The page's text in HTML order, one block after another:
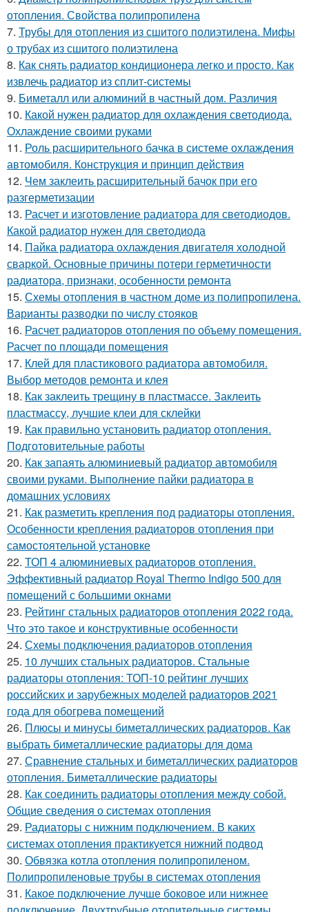
отопления. Свойства полипропилена
7. Трубы для отопления из сшитого полиэтилена. Мифы
о трубах из сшитого полиэтилена
8. Как снять радиатор кондиционера легко и просто. Как
извлечь радиатор из сплит-системы
9. Биметалл или алюминий в частный дом. Различия
10. Какой нужен радиатор для охлаждения светодиода.
Охлаждение своими руками
11. Роль расширительного бачка в системе охлаждения
автомобиля. Конструкция и принцип действия
12. Чем заклеить расширительный бачок при его
разгерметизации
13. Расчет и изготовление радиатора для светодиодов.
Какой радиатор нужен для светодиода
14. Пайка радиатора охлаждения двигателя холодной
сваркой. Основные причины потери герметичности
радиатора, признаки, особенности ремонта
15. Схемы отопления в частном доме из полипропилена.
Варианты разводки по числу стояков
16. Расчет радиаторов отопления по объему помещения.
Расчет по площади помещения
17. Клей для пластикового радиатора автомобиля.
Выбор методов ремонта и клея
18. Как заклеить трещину в пластмассе. Заклеить
пластмассу, лучшие клеи для склейки
19. Как правильно установить радиатор отопления.
Подготовительные работы
20. Как запаять алюминиевый радиатор автомобиля
своими руками. Выполнение пайки радиатора в
домашних условиях
21. Как разметить крепления под радиаторы отопления.
Особенности крепления радиаторов отопления при
самостоятельной установке
22. ТОП 4 алюминиевых радиаторов отопления.
Эффективный радиатор Royal Thermo Indigo 500 для
помещений с большими окнами
23. Рейтинг стальных радиаторов отопления 2022 года.
Что это такое и конструктивные особенности
24. Схемы подключения радиаторов отопления
25. 10 лучших стальных радиаторов. Стальные
радиаторы отопления: ТОП-10 рейтинг лучших
российских и зарубежных моделей радиаторов 2021
года для обогрева помещений
26. Плюсы и минусы биметаллических радиаторов. Как
выбрать биметаллические радиаторы для дома
27. Сравнение стальных и биметаллических радиаторов
отопления. Биметаллические радиаторы
28. Как соединить радиаторы отопления между собой.
Общие сведения о системах отопления
29. Радиаторы с нижним подключением. В каких
системах отопления практикуется нижний подвод
30. Обвязка котла отопления полипропиленом.
Полипропиленовые трубы в системах отопления
31. Какое подключение лучше боковое или нижнее